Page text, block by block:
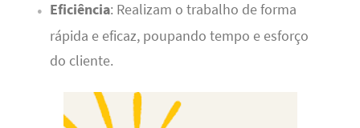
Eficiência: Realizam o trabalho de forma
rápida e eficaz, poupando tempo e esforço
do cliente.